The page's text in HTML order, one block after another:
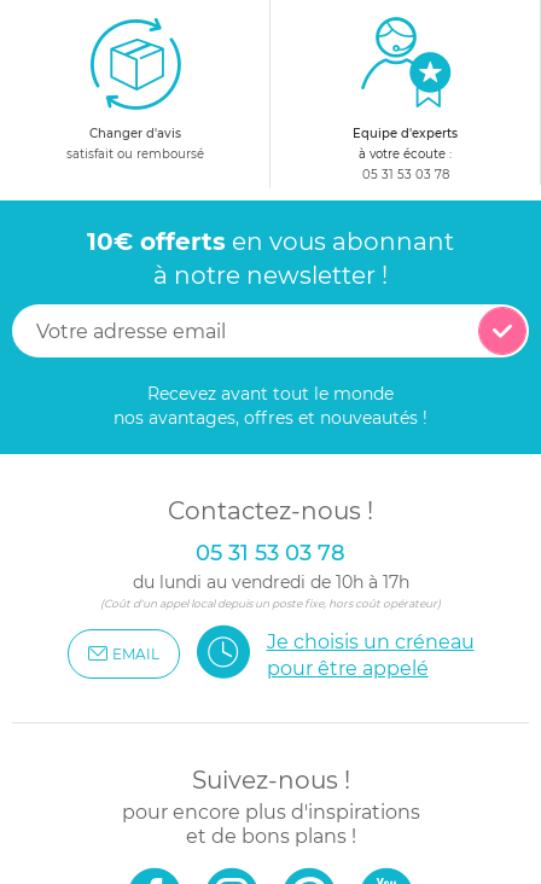
Changer d'avis
satisfait ou remboursé
Equipe d'experts
à votre écoute :
05 31 53 03 78
10€ offerts en vous abonnant
à notre newsletter !
Recevez avant tout le monde
nos avantages, offres et nouveautés !
Contactez-nous !
05 31 53 03 78
du lundi au vendredi de 10h à 17h
(Coût d'un appel local depuis un poste fixe, hors coût opérateur)
EMAIL
Je choisis un créneau
pour être appelé
Suivez-nous !
pour encore plus d'inspirations
et de bons plans !